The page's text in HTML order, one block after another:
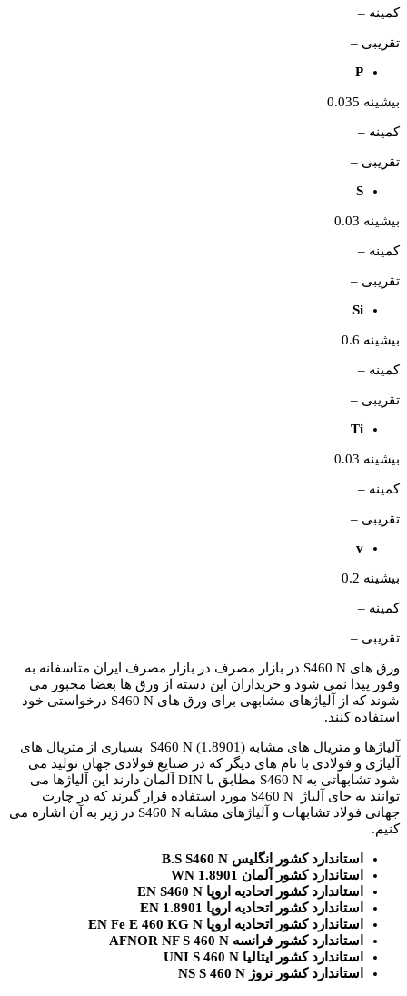
کمینه –
تقریبی –
P
بیشینه 0.035
کمینه –
تقریبی –
S
بیشینه 0.03
کمینه –
تقریبی –
Si
بیشینه 0.6
کمینه –
تقریبی –
Ti
بیشینه 0.03
کمینه –
تقریبی –
v
بیشینه 0.2
کمینه –
تقریبی –
ورق های S460 N در بازار مصرف در بازار مصرف ایران متاسفانه به
وفور پیدا نمی شود و خریداران این دسته از ورق ها بعضا مجبور می
شوند که از آلیاژهای مشابهی برای ورق های S460 N درخواستی خود
استفاده کنند.
آلیاژها و متریال های مشابه S460 N (1.8901) بسیاری از متریال های
آلیاژی و فولادی با نام های دیگر که در صنایع فولادی جهان تولید می
شود تشابهاتی به S460 N مطابق با DIN آلمان دارند این آلیاژها می
توانند به جای آلیاژ S460 N مورد استفاده قرار گیرند که در چارت
جهانی فولاد تشابهات و آلیاژهای مشابه S460 N در زیر به آن اشاره می
کنیم.
استاندارد کشور انگلیس B.S S460 N
استاندارد کشور آلمان WN 1.8901
استاندارد کشور اتحادیه اروپا EN S460 N
استاندارد کشور اتحادیه اروپا EN 1.8901
استاندارد کشور اتحادیه اروپا EN Fe E 460 KG N
استاندارد کشور فرانسه AFNOR NF S 460 N
استاندارد کشور ایتالیا UNI S 460 N
استاندارد کشور نروژ NS S 460 N